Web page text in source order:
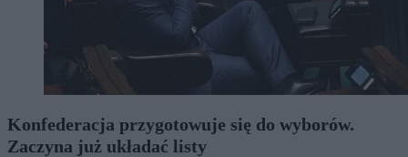
Konfederacja przygotowuje się do wyborów.
Zaczyna już układać listy